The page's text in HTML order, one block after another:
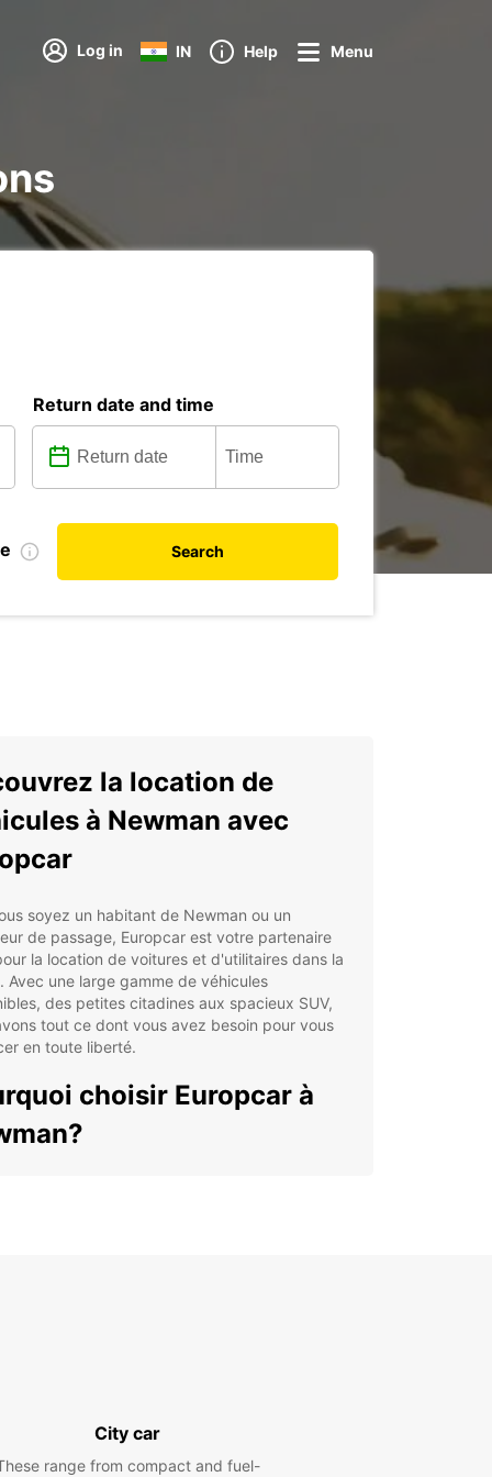
Log in IN Help Menu
Return date and time
Search
la location de
à Newman avec
soyez un habitant de Newman ou un
de passage, Europcar est votre partenaire
la location de voitures et d'utilitaires dans la
Avec une large gamme de véhicules
des petites citadines aux spacieux SUV,
tout ce dont vous avez besoin pour vous
en toute liberté.
choisir Europcar à
véhicule Europcar, vous pourrez découvrir
City car
range from compact and fuel-